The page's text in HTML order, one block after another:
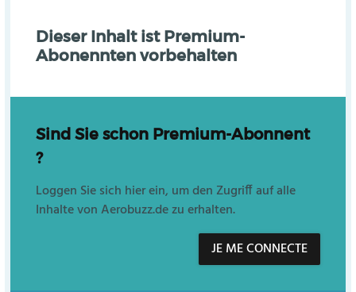
Dieser Inhalt ist Premium-
Abonennten vorbehalten
Sind Sie schon Premium-Abonnent
?
Loggen Sie sich hier ein, um den Zugriff auf alle
Inhalte von Aerobuzz.de zu erhalten.
JE ME CONNECTE